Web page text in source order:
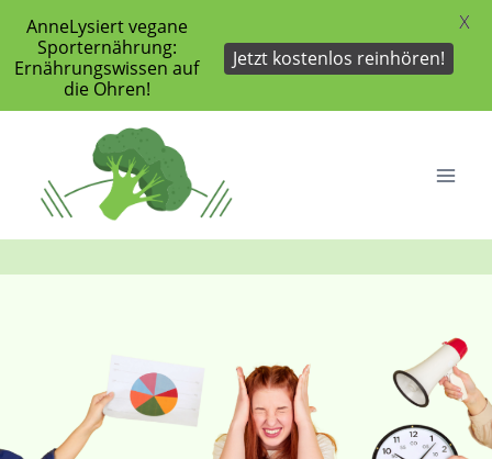
springen
AnneLysiert vegane
Sporternährung:
Ernährungswissen auf
die Ohren!
Jetzt kostenlos reinhören!
X